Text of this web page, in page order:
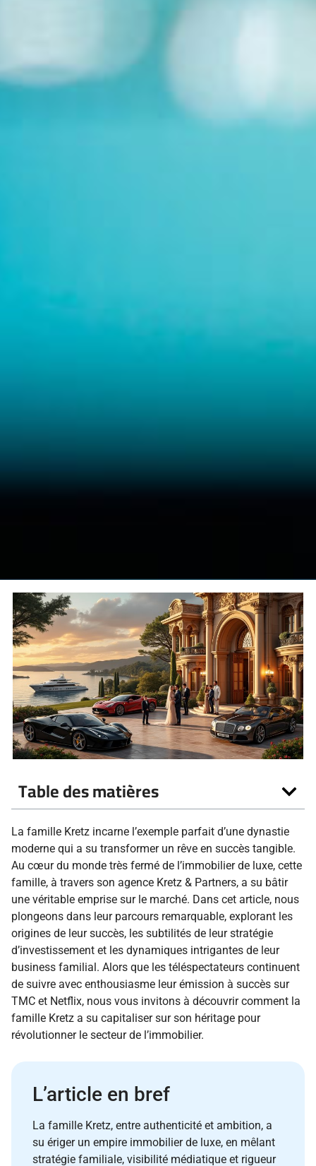
Table des matières
La famille Kretz incarne l’exemple parfait d’une dynastie
moderne qui a su transformer un rêve en succès tangible.
Au cœur du monde très fermé de l’immobilier de luxe, cette
famille, à travers son agence Kretz & Partners, a su bâtir
une véritable emprise sur le marché. Dans cet article, nous
plongeons dans leur parcours remarquable, explorant les
origines de leur succès, les subtilités de leur stratégie
d’investissement et les dynamiques intrigantes de leur
business familial. Alors que les téléspectateurs continuent
de suivre avec enthousiasme leur émission à succès sur
TMC et Netflix, nous vous invitons à découvrir comment la
famille Kretz a su capitaliser sur son héritage pour
révolutionner le secteur de l’immobilier.
L’article en bref
La famille Kretz, entre authenticité et ambition, a
su ériger un empire immobilier de luxe, en mêlant
stratégie familiale, visibilité médiatique et rigueur